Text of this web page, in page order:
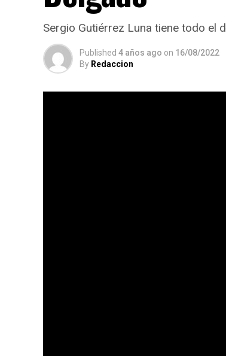
Sergio Gutiérrez Luna tiene todo el
Published 4 años ago on 16/08/2022
By Redaccion